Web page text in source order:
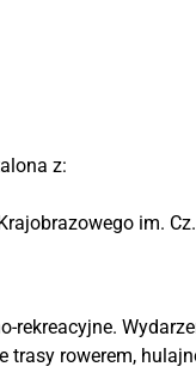
z:
im.
rekreacyjne.
trasy rowerem,